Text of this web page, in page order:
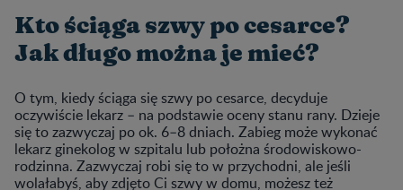
Kto ściąga szwy po cesarce?
Jak długo można je mieć?
O tym, kiedy ściąga się szwy po cesarce, decyduje
oczywiście lekarz – na podstawie oceny stanu rany. Dzieje
się to zazwyczaj po ok. 6–8 dniach. Zabieg może wykonać
lekarz ginekolog w szpitalu lub położna środowiskowo-
rodzinna. Zazwyczaj robi się to w przychodni, ale jeśli
wolałabyś, aby zdjęto Ci szwy w domu, możesz też